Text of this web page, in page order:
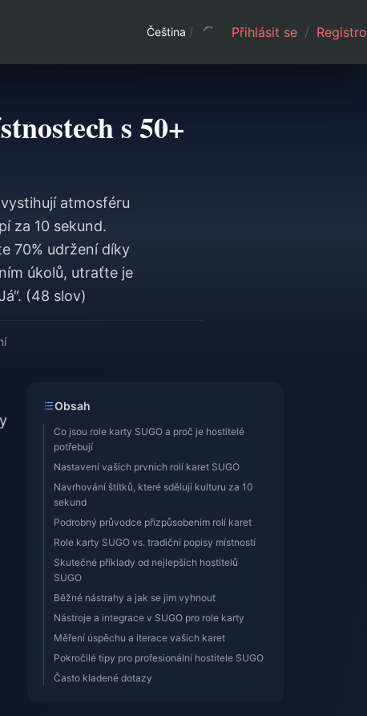
Čeština / Přihlásit se /
s 50+
atmosféru
za 10 sekund.
70% udržení díky
úkolů, utraťte je
(48 slov)
Obsah
Co jsou role karty SUGO a proč je hostitelé
potřebují
Nastavení vašich prvních rolí karet SUGO
Navrhování štítků, které sdělují kulturu za 10
sekund
Podrobný průvodce přizpůsobením rolí karet
Role karty SUGO vs. tradiční popisy místností
Skutečné příklady od nejlepších hostitelů
SUGO
Běžné nástrahy a jak se jim vyhnout
Nástroje a integrace v SUGO pro role karty
Měření úspěchu a iterace vašich karet
Pokročilé tipy pro profesionální hostitele SUGO
Často kladené dotazy